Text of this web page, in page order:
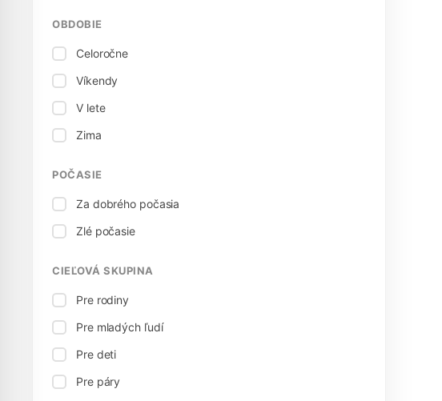
Múzeum
Šport / Aktívne
Územie
Prehliadka
OBDOBIE
Celoročne
Víkendy
V lete
Zima
POČASIE
Za dobrého počasia
Zlé počasie
CIEĽOVÁ SKUPINA
Pre rodiny
Pre mladých ľudí
Pre deti
Pre páry